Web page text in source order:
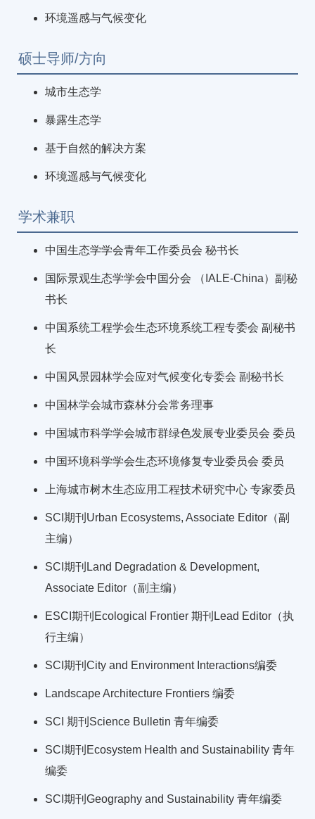
环境遥感与气候变化
硕士导师/方向
城市生态学
暴露生态学
基于自然的解决方案
环境遥感与气候变化
学术兼职
中国生态学学会青年工作委员会 秘书长
国际景观生态学学会中国分会 （IALE-China）副秘
书长
中国系统工程学会生态环境系统工程专委会 副秘书
长
中国风景园林学会应对气候变化专委会 副秘书长
中国林学会城市森林分会常务理事
中国城市科学学会城市群绿色发展专业委员会 委员
中国环境科学学会生态环境修复专业委员会 委员
上海城市树木生态应用工程技术研究中心 专家委员
SCI期刊Urban Ecosystems, Associate Editor（副
主编）
SCI期刊Land Degradation & Development,
Associate Editor（副主编）
ESCI期刊Ecological Frontier 期刊Lead Editor（执
行主编）
SCI期刊City and Environment Interactions编委
Landscape Architecture Frontiers 编委
SCI 期刊Science Bulletin 青年编委
SCI期刊Ecosystem Health and Sustainability 青年
编委
SCI期刊Geography and Sustainability 青年编委